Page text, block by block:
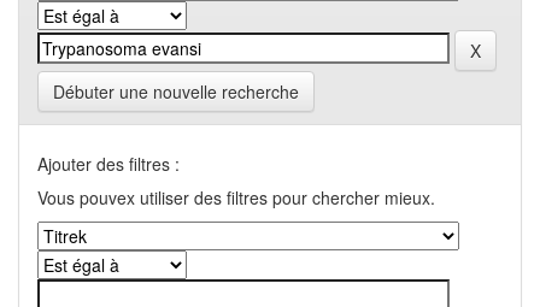
Débuter une nouvelle recherche
Ajouter des filtres :
Vous pouvex utiliser des filtres pour chercher mieux.